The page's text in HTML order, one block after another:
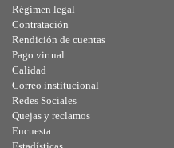
Régimen legal
Contratación
Rendición de cuentas
Pago virtual
Calidad
Correo institucional
Redes Sociales
Quejas y reclamos
Encuesta